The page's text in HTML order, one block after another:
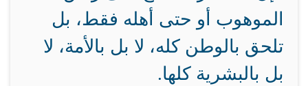
الموهوب أو حتى أهله فقط، بل
تلحق بالوطن كله، لا بل بالأمة، لا
بل بالبشرية كلها.